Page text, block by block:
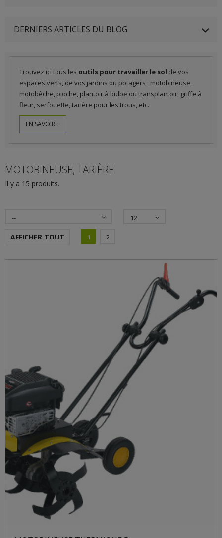
DERNIERS ARTICLES DU BLOG
Trouvez ici tous les outils pour travailler le sol de vos
espaces verts, de vos jardins ou potagers : motobineuse,
motobêche, pioche, plantoir à bulbe ou transplantoir, griffe à
fleur, serfouette, tarière pour les trous, etc.
EN SAVOIR +
MOTOBINEUSE, TARIÈRE
Il y a 15 produits.
-- 12
AFFICHER TOUT 1 2